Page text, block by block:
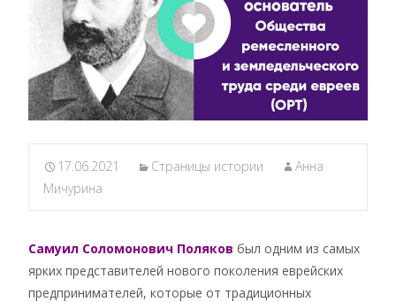
17.06.2021 Страницы истории
Анна
Мичурина
Самуил Соломонович Поляков был одним из самых
ярких представителей нового поколения еврейских
предпринимателей, которые от традиционных